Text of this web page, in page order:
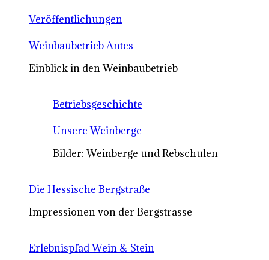
Veröffentlichungen
Weinbaubetrieb Antes
Einblick in den Weinbaubetrieb
Betriebsgeschichte
Unsere Weinberge
Bilder: Weinberge und Rebschulen
Die Hessische Bergstraße
Impressionen von der Bergstrasse
Erlebnispfad Wein & Stein